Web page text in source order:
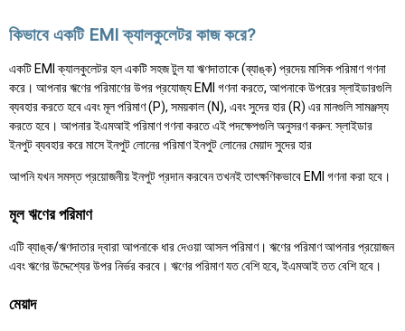
কিভাবে একটি EMI ক্যালকুলেটর কাজ করে?
একটি EMI ক্যালকুলেটর হল একটি সহজ টুল যা ঋণদাতাকে (ব্যাঙ্ক) প্রদেয় মাসিক পরিমাণ গণনা
করে। আপনার ঋণের পরিমাণের উপর প্রযোজ্য EMI গণনা করতে, আপনাকে উপরের স্লাইডারগুলি
ব্যবহার করতে হবে এবং মূল পরিমাণ (P), সময়কাল (N), এবং সুদের হার (R) এর মানগুলি সামঞ্জস্য
করতে হবে। আপনার ইএমআই পরিমাণ গণনা করতে এই পদক্ষেপগুলি অনুসরণ করুন: স্লাইডার
ইনপুট ব্যবহার করে মাসে ইনপুট লোনের পরিমাণ ইনপুট লোনের মেয়াদ সুদের হার
আপনি যখন সমস্ত প্রয়োজনীয় ইনপুট প্রদান করবেন তখনই তাৎক্ষণিকভাবে EMI গণনা করা হবে।
মূল ঋণের পরিমাণ
এটি ব্যাঙ্ক/ঋণদাতার দ্বারা আপনাকে ধার দেওয়া আসল পরিমাণ। ঋণের পরিমাণ আপনার প্রয়োজন
এবং ঋণের উদ্দেশ্যের উপর নির্ভর করবে। ঋণের পরিমাণ যত বেশি হবে, ইএমআই তত বেশি হবে।
মেয়াদ